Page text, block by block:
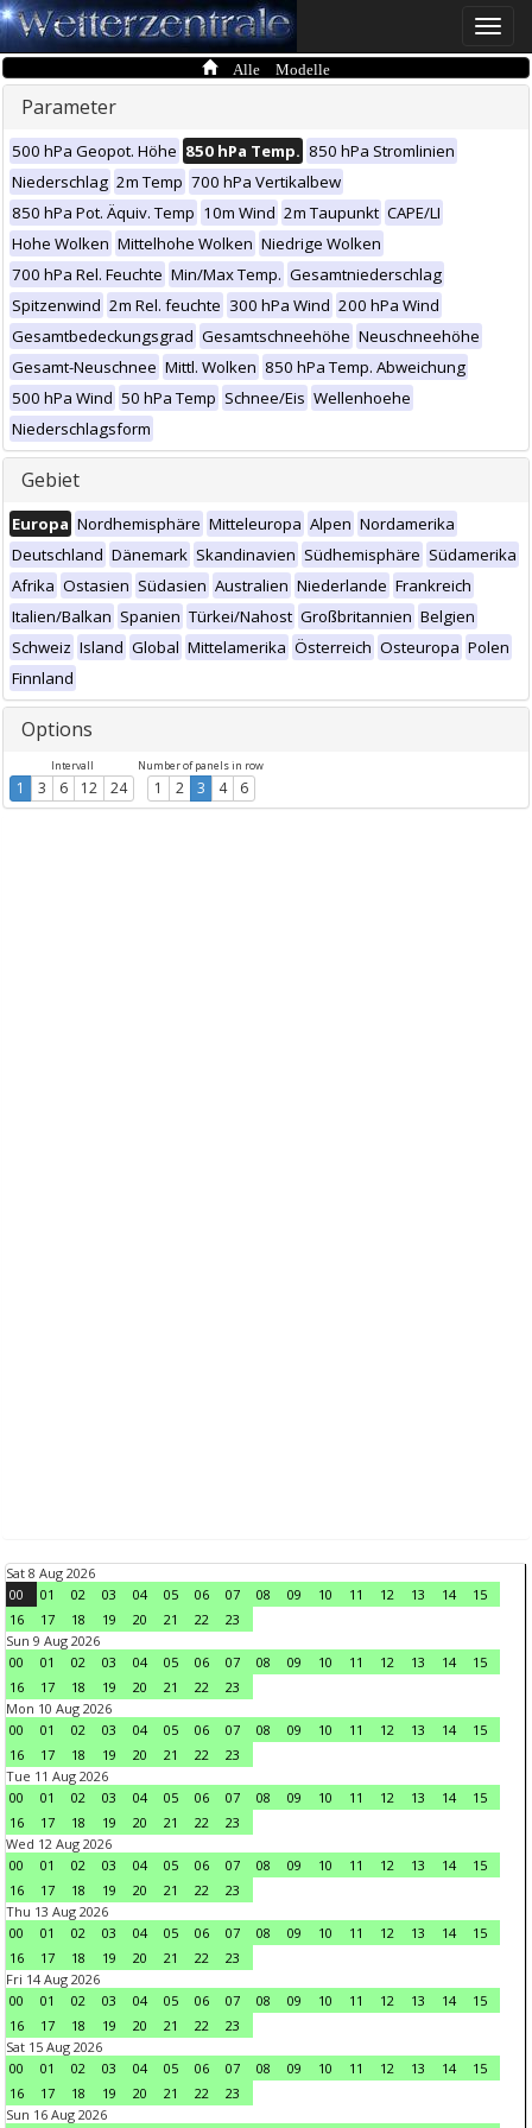
Toggle
Alle Modelle
Parameter
500 hPa Geopot. Höhe 850 hPa Temp. 850 hPa Stromlinien
Niederschlag 2m Temp 700 hPa Vertikalbew
850 hPa Pot. Äquiv. Temp 10m Wind 2m Taupunkt CAPE/LI
Hohe Wolken Mittelhohe Wolken Niedrige Wolken
700 hPa Rel. Feuchte Min/Max Temp. Gesamtniederschlag
Spitzenwind 2m Rel. feuchte 300 hPa Wind 200 hPa Wind
Gesamtbedeckungsgrad Gesamtschneehöhe Neuschneehöhe
Gesamt-Neuschnee Mittl. Wolken 850 hPa Temp. Abweichung
500 hPa Wind 50 hPa Temp Schnee/Eis Wellenhoehe
Niederschlagsform
Gebiet
Europa Nordhemisphäre Mitteleuropa Alpen Nordamerika
Deutschland Dänemark Skandinavien Südhemisphäre Südamerika
Afrika Ostasien Südasien Australien Niederlande Frankreich
Italien/Balkan Spanien Türkei/Nahost Großbritannien Belgien
Schweiz Island Global Mittelamerika Österreich Osteuropa Polen
Finnland
Options
Intervall
1 3 6 12 24
Number of panels in row
1 2 3 4 6
Sat 8 Aug 2026
00
01 02 03 04 05 06 07 08 09 10 11 12 13 14
15
16
17 18 19 20 21 22
23
Sun 9 Aug 2026
00
01 02 03 04 05 06 07 08 09 10 11 12 13 14
15
16
17 18 19 20 21 22
23
Mon 10 Aug 2026
00
01 02 03 04 05 06 07 08 09 10 11 12 13 14
15
16
17 18 19 20 21 22
23
Tue 11 Aug 2026
00
01 02 03 04 05 06 07 08 09 10 11 12 13 14
15
16
17 18 19 20 21 22
23
Wed 12 Aug 2026
00
01 02 03 04 05 06 07 08 09 10 11 12 13 14
15
16
17 18 19 20 21 22
23
Thu 13 Aug 2026
00
01 02 03 04 05 06 07 08 09 10 11 12 13 14
15
16
17 18 19 20 21 22
23
Fri 14 Aug 2026
00
01 02 03 04 05 06 07 08 09 10 11 12 13 14
15
16
17 18 19 20 21 22
23
Sat 15 Aug 2026
00
01 02 03 04 05 06 07 08 09 10 11 12 13 14
15
16
17 18 19 20 21 22
23
Sun 16 Aug 2026